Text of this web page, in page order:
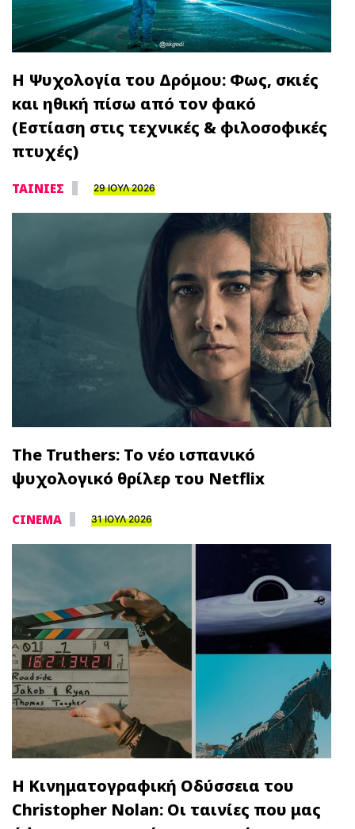
Η Ψυχολογία του Δρόμου: Φως, σκιές
και ηθική πίσω από τον φακό
(Εστίαση στις τεχνικές & φιλοσοφικές
πτυχές)
ΤΑΙΝΙΕΣ 29 ΙΟΥΛ 2026
The Truthers: Το νέο ισπανικό
ψυχολογικό θρίλερ του Netflix
CINEMA 31 ΙΟΥΛ 2026
Η Κινηματογραφική Οδύσσεια του
Christopher Nolan: Οι ταινίες που μας